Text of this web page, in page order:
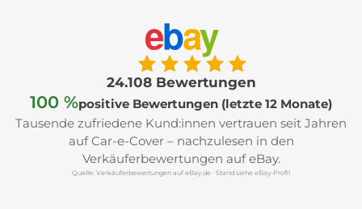
ebay
24.108 Bewertungen
100 %positive Bewertungen (letzte 12 Monate)
Tausende zufriedene Kund:innen vertrauen seit Jahren
auf Car-e-Cover – nachzulesen in den
Verkäuferbewertungen auf eBay.
Quelle: Verkäuferbewertungen auf eBay.de · Stand siehe eBay-Profil